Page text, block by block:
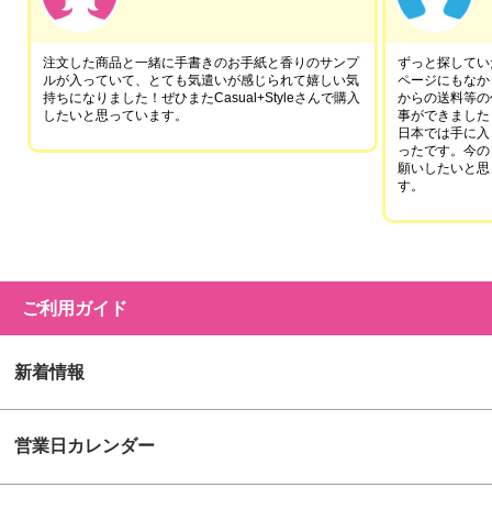
注文した商品と一緒に手書きのお手紙と香りのサンプ
ルが入っていて、とても気遣いが感じられて嬉しい気
持ちになりました！ぜひまたCasual+Styleさんで購入
したいと思っています。
ずっと探して
ページにもな
からの送料等
事ができました
日本では手に
ったです。今
願いしたいと
す。
ご利用ガイド
新着情報
営業日カレンダー